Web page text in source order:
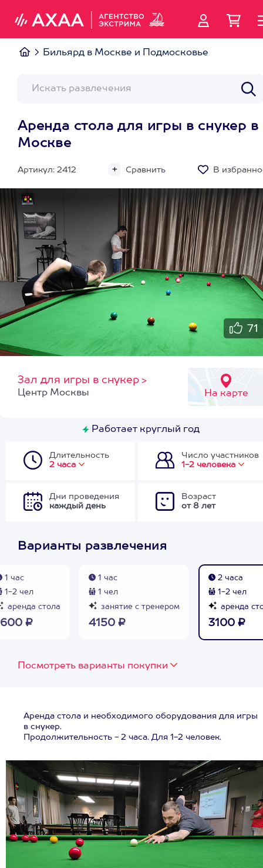
Бильярд в Москве и Подмосковье
Аренда стола для игры в снукер в
Москве
Артикул: 2412 Сравнить В
71
Зал для игры в снукер >
На карте
Центр Москвы
Работает круглый год
Длительность
2 часа
Число участников
1-2 человека
Дни проведения
каждый день
Возраст
от 8 лет
Варианты развлечения
1 час
1-2 чел
аренда стола
₽
1 час
1 чел
занятие с тренером
4150 ₽
2 часа
1-2 чел
аренда
3100 ₽
Посмотреть варианты покупки
Аренда стола и необходимого оборудования для игры
в снукер.
Продолжительность - 2 часа. Для 1-2 человек.